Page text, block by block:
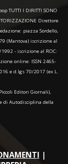
TUTTI I DIRITTI SONO
Direttore
piazza Sordello,
(Mantova) iscrizione al
- iscrizione al ROC:
online: ISSN 2465-
e d.lgs 70/2017 (ex L.
Editori Giornali),
di Autodisciplina della
|